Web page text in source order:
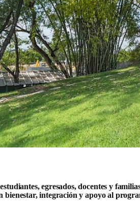
egresados, docentes y
bienestar, integración y apoyo al